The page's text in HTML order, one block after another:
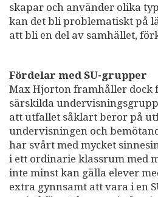
skapar och använder olika
kan det bli problematiskt på
att bli en del av samhället,
Fördelar med SU-grupper
Max Hjorton framhåller dock
särskilda
att utfallet såklart beror på
undervisningen och
har svårt med mycket
i ett ordinarie klassrum med
inte minst kan gälla elever
extra gynnsamt att vara i en